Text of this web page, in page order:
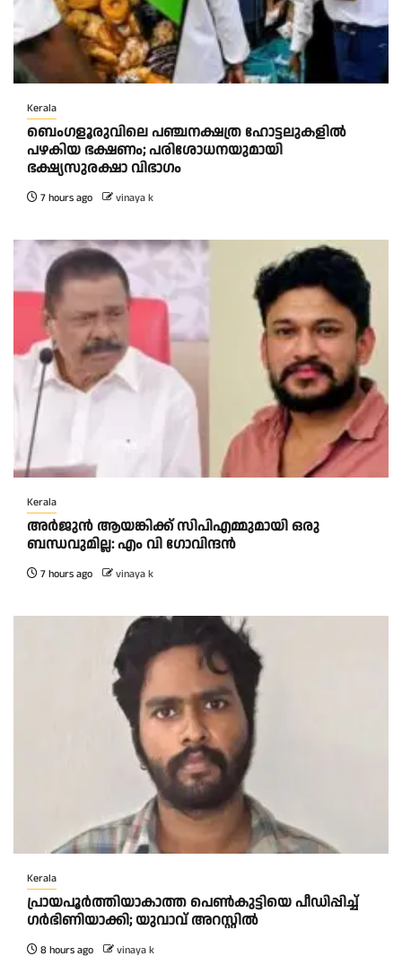
Kerala
ബെംഗളൂരുവിലെ പഞ്ചനക്ഷത്ര ഹോട്ടലുകളിൽ
പഴകിയ ഭക്ഷണം; പരിശോധനയുമായി
ഭക്ഷ്യസുരക്ഷാ വിഭാഗം
7 hours ago vinaya k
Kerala
അര്‍ജുന്‍ ആയങ്കിക്ക് സിപിഎമ്മുമായി ഒരു
ബന്ധവുമില്ല: എം വി ഗോവിന്ദന്‍
7 hours ago vinaya k
Kerala
പ്രായപൂർത്തിയാകാത്ത പെൺകുട്ടിയെ പീഡിപ്പിച്ച്
ഗർഭിണിയാക്കി; യുവാവ് അറസ്റ്റിൽ
8 hours ago vinaya k